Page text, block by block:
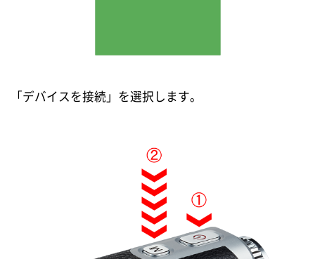
「デバイスを接続」を選択します。